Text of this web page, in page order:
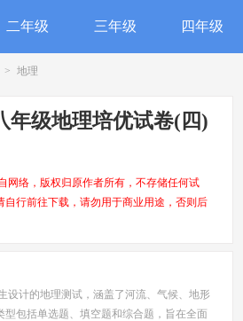
二年级 三年级 四年级
> 地理
年级地理培优试卷(四)
网络，版权归原作者所有，不存储任何试
自行前往下载，请勿用于商业用途，否则后
设计的地理测试，涵盖了河流、气候、地形
型包括单选题、填空题和综合题，旨在全面